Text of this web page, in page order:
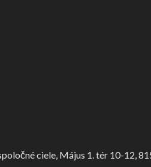
ciele, Május 1. tér 10-12,